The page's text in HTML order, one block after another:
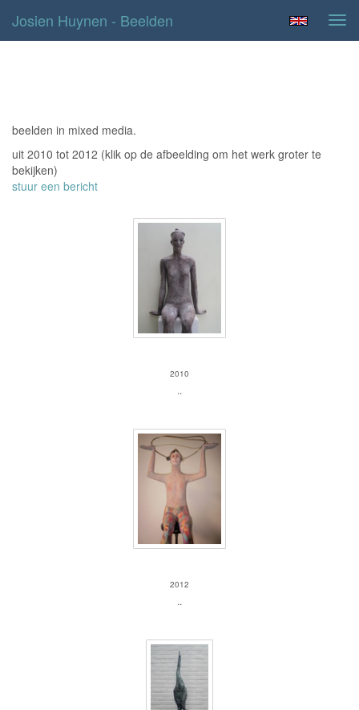
Josien Huynen - Beelden
beelden in mixed media.
uit 2010 tot 2012 (klik op de afbeelding om het werk groter te
bekijken)
stuur een bericht
2010
..
2012
..